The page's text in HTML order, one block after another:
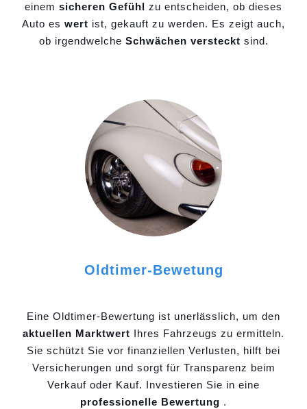
einem sicheren Gefühl zu entscheiden, ob dieses
Auto es wert ist, gekauft zu werden. Es zeigt auch,
ob irgendwelche Schwächen versteckt sind.
Oldtimer-Bewetung
Eine Oldtimer-Bewertung ist unerlässlich, um den
aktuellen Marktwert Ihres Fahrzeugs zu ermitteln.
Sie schützt Sie vor finanziellen Verlusten, hilft bei
Versicherungen und sorgt für Transparenz beim
Verkauf oder Kauf. Investieren Sie in eine
professionelle Bewertung .